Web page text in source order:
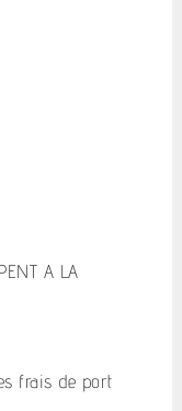
A LA
frais de port